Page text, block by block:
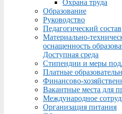
Охрана труда
Образование
Руководство
Педагогический состав
Материально-
оснащенность
Доступная среда
Стипендии и меры
Платные
Финансово-
Вакантные места для
Международное
Организация питания